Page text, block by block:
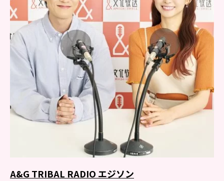
A&G TRIBAL RADIO エジソン